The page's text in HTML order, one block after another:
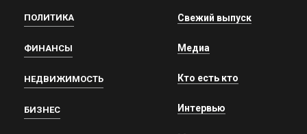
ПОЛИТИКА
ФИНАНСЫ
НЕДВИЖИМОСТЬ
БИЗНЕС
Свежий выпуск
Медиа
Кто есть кто
Интервью